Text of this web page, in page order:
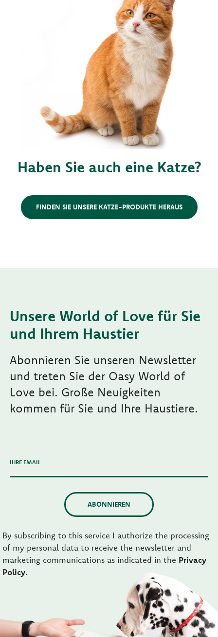
Haben Sie auch eine Katze?
FINDEN SIE UNSERE KATZE-PRODUKTE HERAUS
Unsere World of Love für Sie
und Ihrem Haustier
Abonnieren Sie unseren Newsletter
und treten Sie der Oasy World of
Love bei. Große Neuigkeiten
kommen für Sie und Ihre Haustiere.
IHRE EMAIL
ABONNIEREN
By subscribing to this service I authorize the processing
of my personal data to receive the newsletter and
marketing communications as indicated in the Privacy
Policy.